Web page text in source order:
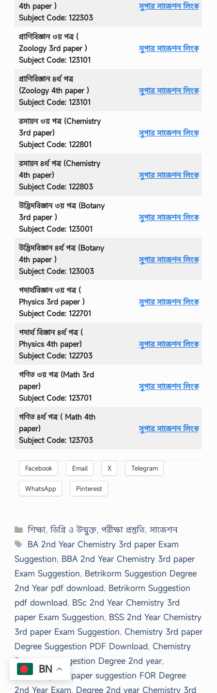
4th paper )
Subject Code: 122303
সুপার সাজেশন লিংক
প্রাণিবিজ্ঞান ৩য় পত্র (
Zoology 3rd paper )
Subject Code: 123101
সুপার সাজেশন লিংক
প্রাণিবিজ্ঞান ৪র্থ পত্র
(Zoology 4th paper )
Subject Code: 123101
সুপার সাজেশন লিংক
রসায়ন ৩য় পত্র (Chemistry
3rd paper)
Subject Code: 122801
সুপার সাজেশন লিংক
রসায়ন ৪র্থ পত্র (Chemistry
4th paper)
Subject Code: 122803
সুপার সাজেশন লিংক
উদ্ভিদবিজ্ঞান ৩য় পত্র (Botany
3rd paper )
Subject Code: 123001
সুপার সাজেশন লিংক
উদ্ভিদবিজ্ঞান ৪র্থ পত্র (Botany
4th paper )
Subject Code: 123003
সুপার সাজেশন লিংক
পদার্থবিজ্ঞান ৩য় পত্র (
Physics 3rd paper )
Subject Code: 122701
সুপার সাজেশন লিংক
পদার্থ বিজ্ঞান ৪র্থ পত্র (
Physics 4th paper)
Subject Code: 122703
সুপার সাজেশন লিংক
গণিত ৩য় পত্র (Math 3rd
paper)
Subject Code: 123701
সুপার সাজেশন লিংক
গণিত ৪র্থ পত্র ( Math 4th
paper)
Subject Code: 123703
সুপার সাজেশন লিংক
Facebook Email X Telegram
WhatsApp Pinterest
Categories
শিক্ষা,ডিগ্রি ও উন্মুক্ত,পরীক্ষা প্রস্তুতি,সাজেশন
Tags
BA 2nd Year Chemistry 3rd paper Exam
Suggestion, BBA 2nd Year Chemistry 3rd paper
Exam Suggestion, Betrikorm Suggestion Degree
2nd Year pdf download, Betrikorm Suggestion
pdf download, BSc 2nd Year Chemistry 3rd
paper Exam Suggestion, BSS 2nd Year Chemistry
3rd paper Exam Suggestion, Chemistry 3rd paper
Degree Suggestion PDF Download, Chemistry
3rd paper suggestion Degree 2nd year,
Chemistry 3rd paper suggestion FOR Degree
2nd Year Exam, Degree 2nd year Chemistry 3rd
BN